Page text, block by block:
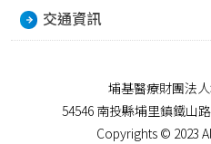
交通資訊
埔基醫療財團法
54546 南投縣埔里鎮鐵山
Copyrights © 2023